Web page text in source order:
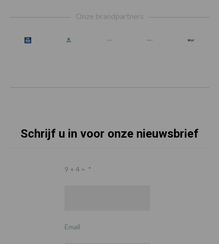
Onze brandpartners
Schrijf u in voor onze nieuwsbrief
9 + 4 = *
Email